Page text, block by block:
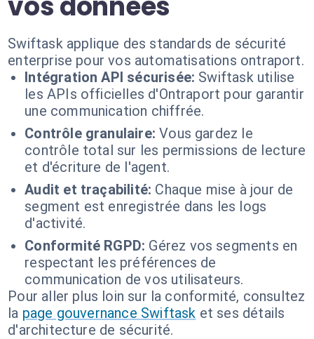
Swiftask applique des standards de sécurité
enterprise pour vos automatisations ontraport.
Intégration API sécurisée: Swiftask utilise
les APIs officielles d'Ontraport pour garantir
une communication chiffrée.
Contrôle granulaire: Vous gardez le
contrôle total sur les permissions de lecture
et d'écriture de l'agent.
Audit et traçabilité: Chaque mise à jour de
segment est enregistrée dans les logs
d'activité.
Conformité RGPD: Gérez vos segments en
respectant les préférences de
communication de vos utilisateurs.
Pour aller plus loin sur la conformité, consultez
la page gouvernance Swiftask et ses détails
d'architecture de sécurité.